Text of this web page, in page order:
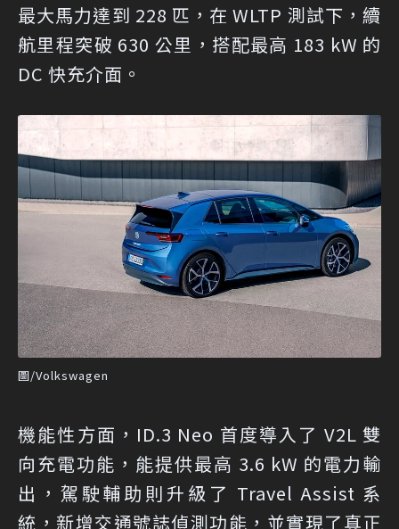
最大馬力達到 228 匹，在 WLTP 測試下，續
航里程突破 630 公里，搭配最高 183 kW 的
DC 快充介面。
圖/Volkswagen
機能性方面，ID.3 Neo 首度導入了 V2L 雙
向充電功能，能提供最高 3.6 kW 的電力輸
出，駕駛輔助則升級了 Travel Assist 系
統，新增交通號誌偵測功能，並實現了真正